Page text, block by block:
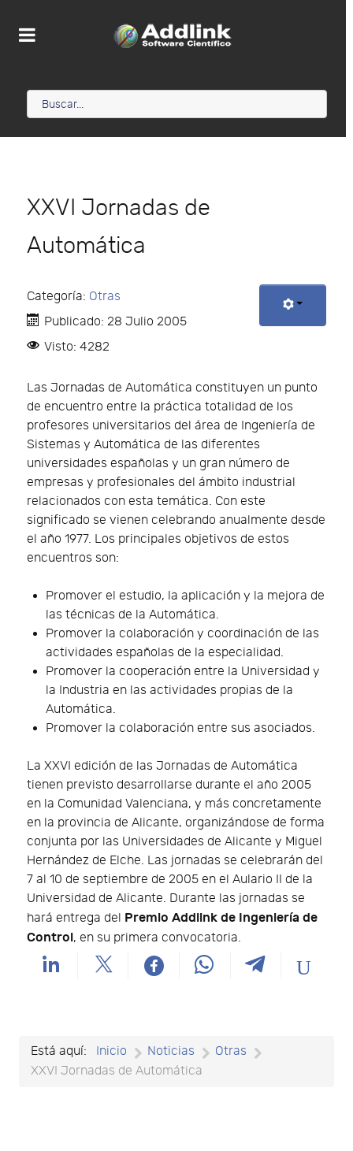
XXVI Jornadas de
Automática
Categoría: Otras
Publicado: 28 Julio 2005
Visto: 4282
Las Jornadas de Automática constituyen un punto
de encuentro entre la práctica totalidad de los
profesores universitarios del área de Ingeniería de
Sistemas y Automática de las diferentes
universidades españolas y un gran número de
empresas y profesionales del ámbito industrial
relacionados con esta temática. Con este
significado se vienen celebrando anualmente desde
el año 1977. Los principales objetivos de estos
encuentros son:
Promover el estudio, la aplicación y la mejora de
las técnicas de la Automática.
Promover la colaboración y coordinación de las
actividades españolas de la especialidad.
Promover la cooperación entre la Universidad y
la Industria en las actividades propias de la
Automática.
Promover la colaboración entre sus asociados.
La XXVI edición de las Jornadas de Automática
tienen previsto desarrollarse durante el año 2005
en la Comunidad Valenciana, y más concretamente
en la provincia de Alicante, organizándose de forma
conjunta por las Universidades de Alicante y Miguel
Hernández de Elche. Las jornadas se celebrarán del
7 al 10 de septiembre de 2005 en el Aulario II de la
Universidad de Alicante. Durante las jornadas se
hará entrega del Premio Addlink de Ingeniería de
Control, en su primera convocatoria.
Está aquí: Inicio Noticias
Otras
XXVI Jornadas de Automática